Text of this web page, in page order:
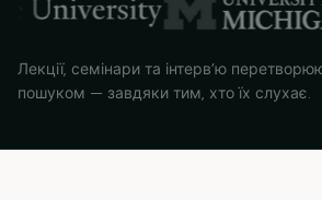
Лекції, семінари та інтерв’ю
пошуком — завдяки тим, хто їх слухає.